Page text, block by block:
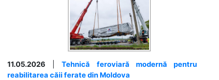
11.05.2026 |Tehnică feroviară modernă pentru
reabilitarea căii ferate din Moldova